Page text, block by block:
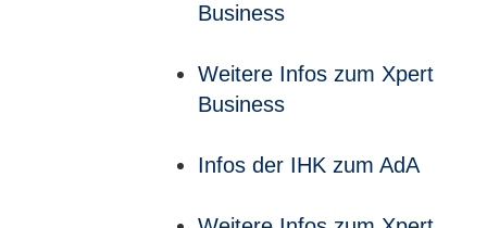
Business
Weitere Infos zum Xpert
Business
Infos der IHK zum AdA